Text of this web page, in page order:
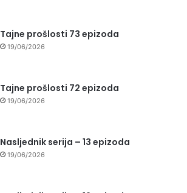
Tajne prošlosti 73 epizoda
19/06/2026
Tajne prošlosti 72 epizoda
19/06/2026
Nasljednik serija – 13 epizoda
19/06/2026